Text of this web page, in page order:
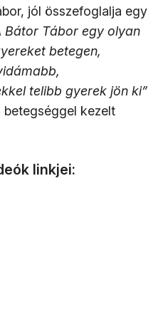
jól összefoglalja egy
Bátor Tábor egy olyan
betegen,
telibb gyerek jön ki”
kezelt
linkjei: